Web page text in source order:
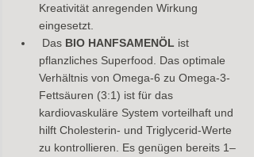
Kreativität anregenden Wirkung
eingesetzt.
Das BIO HANFSAMENÖL ist
pflanzliches Superfood. Das optimale
Verhältnis von Omega-6 zu Omega-3-
Fettsäuren (3:1) ist für das
kardiovaskuläre System vorteilhaft und
hilft Cholesterin- und Triglycerid-Werte
zu kontrollieren. Es genügen bereits 1–